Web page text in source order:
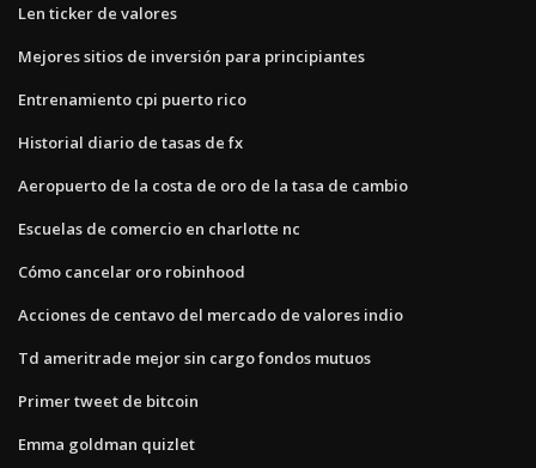
Len ticker de valores
Mejores sitios de inversión para principiantes
Entrenamiento cpi puerto rico
Historial diario de tasas de fx
Aeropuerto de la costa de oro de la tasa de cambio
Escuelas de comercio en charlotte nc
Cómo cancelar oro robinhood
Acciones de centavo del mercado de valores indio
Td ameritrade mejor sin cargo fondos mutuos
Primer tweet de bitcoin
Emma goldman quizlet